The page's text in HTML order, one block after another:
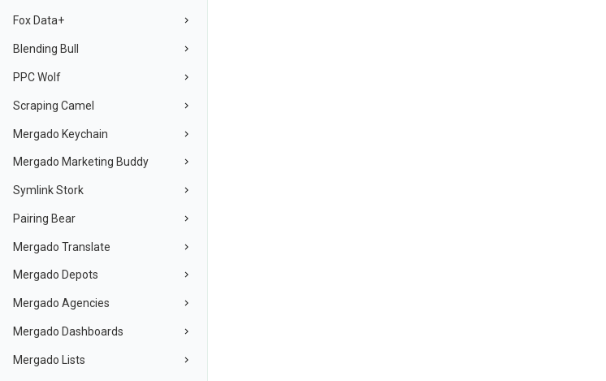
Fox Data+
Blending Bull
PPC Wolf
Scraping Camel
Mergado Keychain
Mergado Marketing Buddy
Symlink Stork
Pairing Bear
Mergado Translate
Mergado Depots
Mergado Agencies
Mergado Dashboards
Mergado Lists